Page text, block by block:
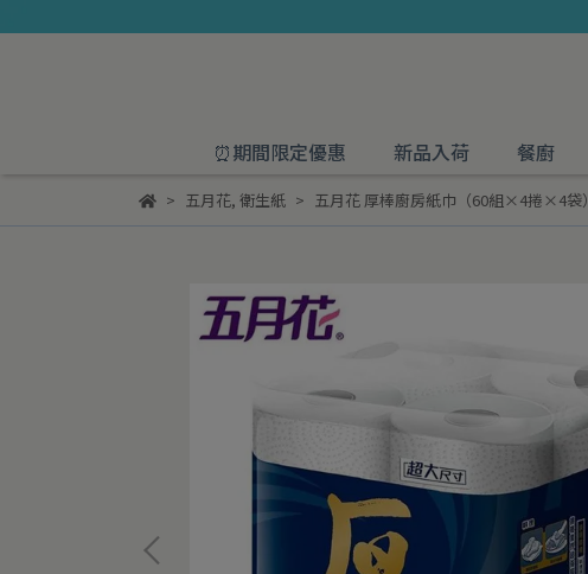
⏰期間限定優惠 新品入荷 餐廚
五月花, 衛生紙 五月花 厚棒廚房紙巾（60組×4捲×4袋）